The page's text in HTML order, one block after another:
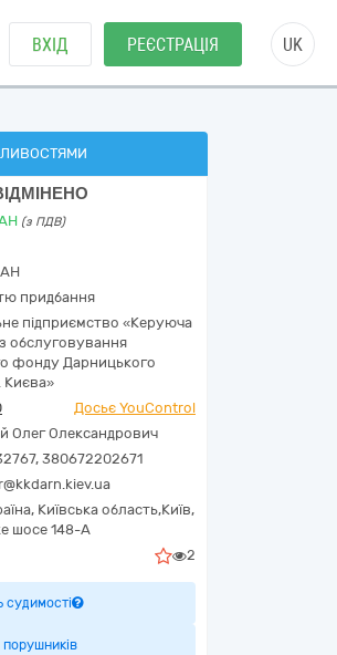
ВХІД РЕЄСТРАЦІЯ UK
(з ПДВ)
придбання
підприємство «Керуюча
обслуговування
фонду Дарницького
Києва»
Досьє YouControl
Олег Олександрович
380672202671
, Київська область,Київ,
шосе 148-А
2
судимості